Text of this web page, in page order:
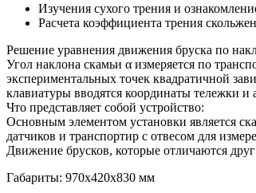
Изучения сухого трения и
Расчета коэффициента трения
Решение уравнения движения бруска по
Угол наклона скамьи α измеряется по
экспериментальных точек квадратичной
клавиатуры вводятся координаты тележки
Что представляет собой устройство:
Основным элементом установки является
датчиков и транспортир с отвесом для
Движение брусков, которые отличаются
Габариты: 970х420х830 мм